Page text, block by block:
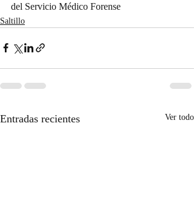
del Servicio Médico Forense
Saltillo
Entradas recientes Ver todo